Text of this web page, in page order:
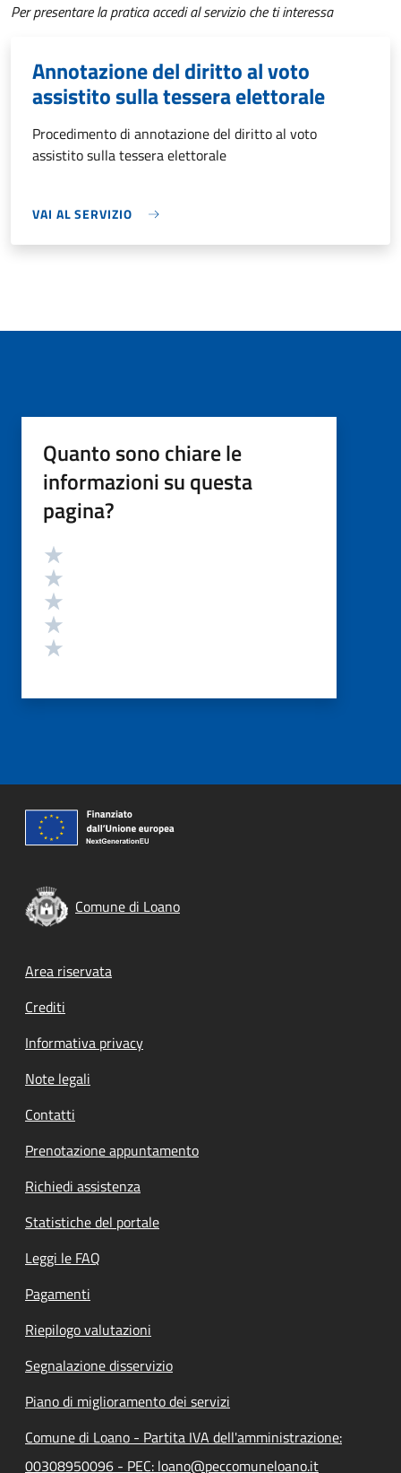
Per presentare la pratica accedi al servizio che ti interessa
Annotazione del diritto al voto
assistito sulla tessera elettorale
Procedimento di annotazione del diritto al voto
assistito sulla tessera elettorale
VAI AL SERVIZIO
Quanto sono chiare le
informazioni su questa
pagina?
Valutazione
Comune di Loano
Footer menu
Area riservata
Crediti
Informativa privacy
Note legali
Contatti
Prenotazione appuntamento
Richiedi assistenza
Statistiche del portale
Leggi le FAQ
Pagamenti
Riepilogo valutazioni
Segnalazione disservizio
Piano di miglioramento dei servizi
Comune di Loano - Partita IVA dell'amministrazione:
00308950096 - PEC: loano@peccomuneloano.it